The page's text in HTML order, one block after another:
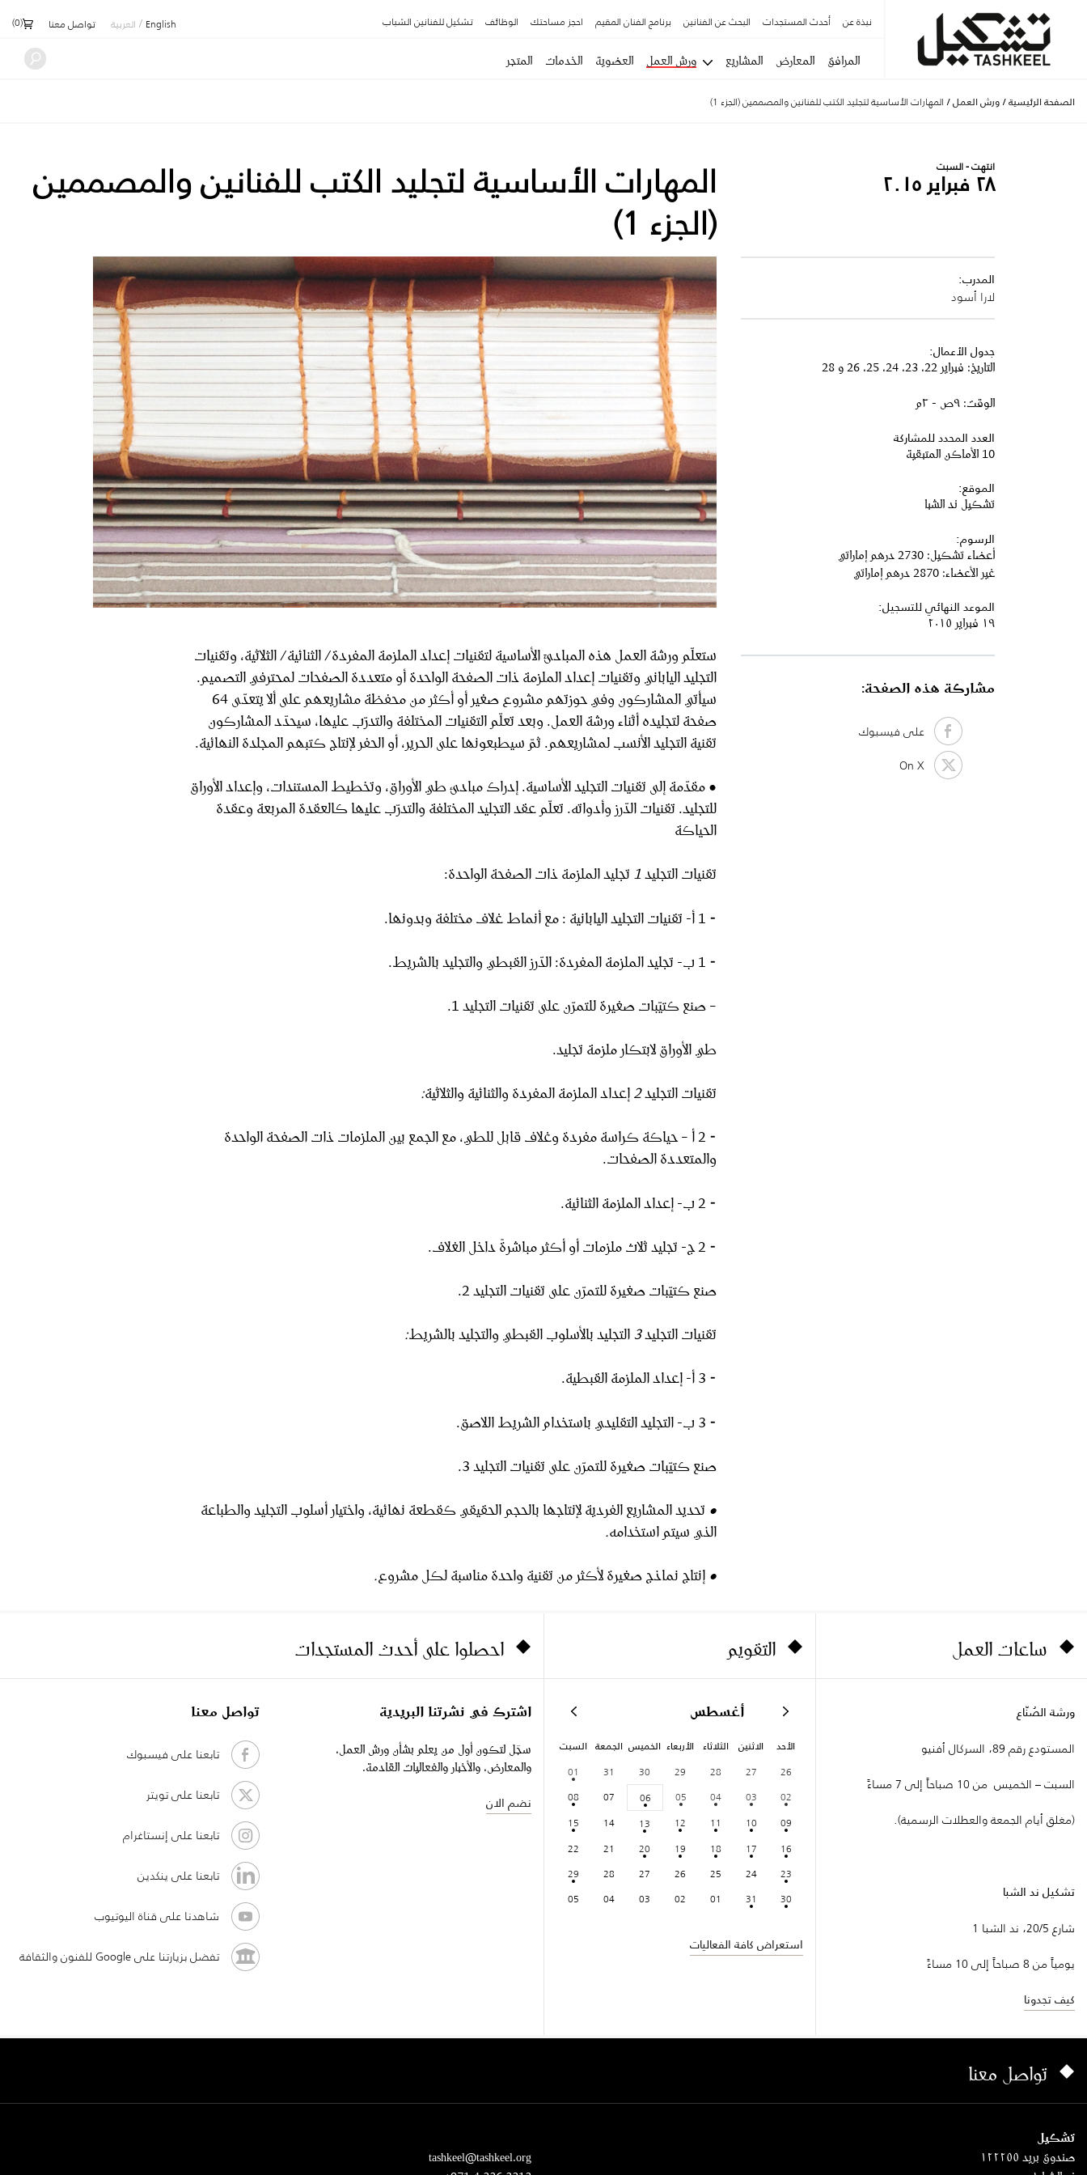
نبذة عن أحدث المستجدات البحث عن الفنانين برنامج الفنان المقيم احجز مساحتك الوظائف تشكيل للفنانين الشباب English
/ العربية تواصل معنا (
0
)
المرافق المعارض المشاريع ورش العمل العضوية الخدمات المتجر
الصفحة الرئيسية / ورش العمل / المهارات الأساسية لتجليد الكتب للفنانين والمصممين (الجزء 1)
المهارات الأساسية لتجليد الكتب للفنانين والمصممين
(الجزء 1)
انتهت - السبت
٢٨ فبراير ٢٠١٥
المدرب:
لارا أسود
جدول الأعمال:
التاريخ: فبراير 22، 23، 24، 25، 26 و 28
الوقت: ٩ص - ٣م
العدد المحدد للمشاركة
10 الأماكن المتبقية
الموقع:
تشكيل ند الشبا
الرسوم:
أعضاء تشكيل: 2730 درهم إماراتي
غير الأعضاء: 2870 درهم إماراتي
الموعد النهائي للتسجيل:
١٩ فبراير ٢٠١٥
مشاركة هذه الصفحة:
على فيسبوك
On X
ستعلّم ورشة العمل هذه المبادئَ الأساسية لتقنيات إعداد الملزمة المفردة/ الثنائية/ الثلاثية، وتقنيات
التجليد الياباني وتقنيات إعداد الملزمة ذات الصفحة الواحدة أو متعددة الصفحات لمحترفي التصميم.
سيأتي المشاركون وفي حوزتهم مشروع صغير أو أكثر من محفظة مشاريعهم على ألا يتعدّى 64
صفحة لتجليده أثناء ورشة العمل. وبعد تعلّم التقنيات المختلفة والتدرّب عليها، سيحدّد المشاركون
تقنية التجليد الأنسب لمشاريعهم. ثمّ سيطبعونها على الحرير، أو الحفر لإنتاج كتبهم المجلدة النهائية.
• مقدّمة إلى تقنيات التجليد الأساسية. إدراك مبادئ طي الأوراق، وتخطيط المستندات، وإعداد الأوراق
للتجليد. تقنيات الدّرز وأدواته. تعلّم عقد التجليد المختلفة والتدرّب عليها كالعقدة المربعة وعقدة
الحياكة
تقنياتالتجليد
تجليد الملزمة ذات الصفحة الواحدة:
⁃ 1 أ- تقنيات التجليد اليابانية : مع أنماط غلاف مختلفة وبدونها.
⁃ 1 ب- تجليد الملزمة المفردة: الدّرز القبطي والتجليد بالشريط.
– صنع كتيّبات صغيرة للتمرّن على تقنيات التجليد 1.
طي الأوراق لابتكار ملزمة تجليد.
تقنياتالتجليد2 إعداد الملزمة المفردة والثنائية والثلاثية:
⁃ 2 أ – حياكة كراسة مفردة وغلاف قابل للطي، مع الجمع بين الملزمات ذات الصفحة الواحدة
والمتعددة الصفحات.
⁃ 2 ب- إعداد الملزمة الثنائية.
⁃ 2 ج- تجليد ثلاث ملزمات أو أكثر مباشرةً داخل الغلاف.
صنع كتيّبات صغيرة للتمرّن على تقنيات التجليد 2.
تقنياتالتجليد3 التجليد بالأسلوب القبطي والتجليد بالشريط:
⁃ 3 أ- إعداد الملزمة القبطية.
⁃ 3 ب- التجليد التقليدي باستخدام الشريط اللاصق.
صنع كتيّبات صغيرة للتمرّن على تقنيات التجليد 3.
• تحديدالمشاريعالفرديةلإنتاجها بالحجم الحقيقيكقطعة نهائية، واختيارأسلوبالتجليدوالطباعة
الذي سيتم استخدامه.
• إنتاج نماذجصغيرةلأكثر من تقنية واحدةمناسبةلكلمشروع.
ساعات العمل
ورشة الصُنّاع
المستودع رقم 89، السركال أفنيو
السبت – الخميس من 10 صباحاً إلى 7 مساءً
(مغلق أيام الجمعة والعطلات الرسمية).
تشكيل ند الشبا
شارع 20/5، ند الشبا 1
يومياً من 8 صباحاً إلى 10 مساءً
كيف تجدونا
التقويم
أغسطس
الأحد الاثنين الثلاثاء الأربعاء الخميس الجمعة السبت
26
27
28
29
30
31
01
02
03
04
05
06
07
08
09
10
11
12
13
14
15
16
17
18
19
20
21
22
23
24
25
26
27
28
29
30
31
01
02
03
04
05
استعراض كافة الفعاليات
احصلوا على أحدث المستجدات
اشترك في نشرتنا البريدية
سجّل لتكون أول من يعلم بشأن ورش العمل،
والمعارض، والأخبار والفعاليات القادمة.
نضم الان
تواصل معنا
تابعنا على فيسبوك
تابعنا على تويتر
تابعنا على إنستاغرام
تابعنا على ينكدين
شاهدنا على قناة اليوتيوب
تفضل بزيارتنا على Google للفنون والثقافة
تواصل معنا
تشكيل
صندوق بريد ١٢٢٢٥٥
tashkeel@tashkeel.org